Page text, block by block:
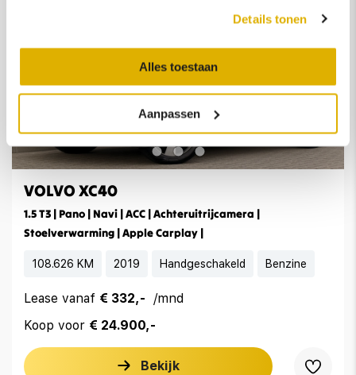
Details tonen
Alles toestaan
Aanpassen
VOLVO XC40
1.5 T3 | Pano | Navi | ACC | Achteruitrijcamera |
Stoelverwarming | Apple Carplay |
108.626 KM 2019 Handgeschakeld Benzine
Lease vanaf € 332,-
/mnd
Koop voor € 24.900,-
Bekijk